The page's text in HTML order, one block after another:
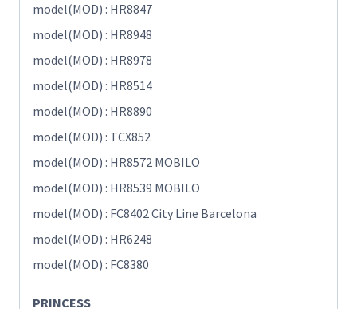
model(MOD) : HR8847
model(MOD) : HR8948
model(MOD) : HR8978
model(MOD) : HR8514
model(MOD) : HR8890
model(MOD) : TCX852
model(MOD) : HR8572 MOBILO
model(MOD) : HR8539 MOBILO
model(MOD) : FC8402 City Line Barcelona
model(MOD) : HR6248
model(MOD) : FC8380
PRINCESS